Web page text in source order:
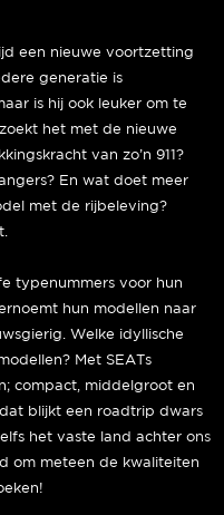
een nieuwe voortzetting
generatie is
is hij ook leuker om te
het met de nieuwe
van zo’n 911?
En wat doet meer
met de rijbeleving?
typenummers voor hun
hun modellen naar
Welke idyllische
Met SEATs
compact, middelgroot en
dat blijkt een roadtrip dwars
het vaste land achter ons
om meteen de kwaliteiten